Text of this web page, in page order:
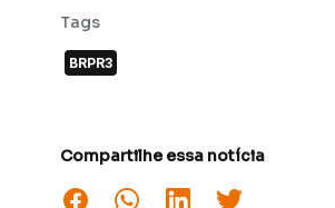
Tags
BRPR3
Compartilhe essa notícia